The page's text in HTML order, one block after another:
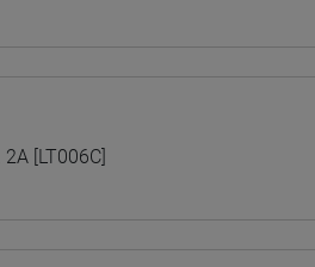
[LT006C]